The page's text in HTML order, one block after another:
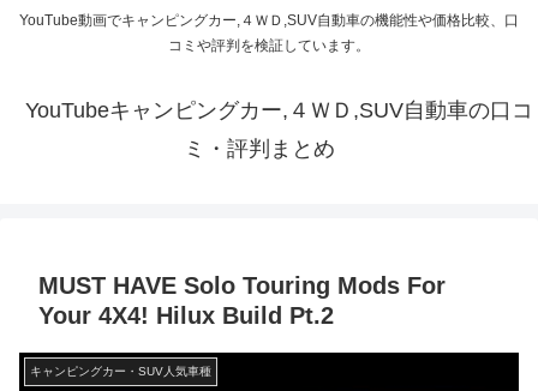
YouTube動画でキャンピングカー,４ＷＤ,SUV自動車の機能性や価格比較、口
コミや評判を検証しています。
YouTubeキャンピングカー,４ＷＤ,SUV自動車の口コ
ミ・評判まとめ
MUST HAVE Solo Touring Mods For
Your 4X4! Hilux Build Pt.2
キャンピングカー・SUV人気車種